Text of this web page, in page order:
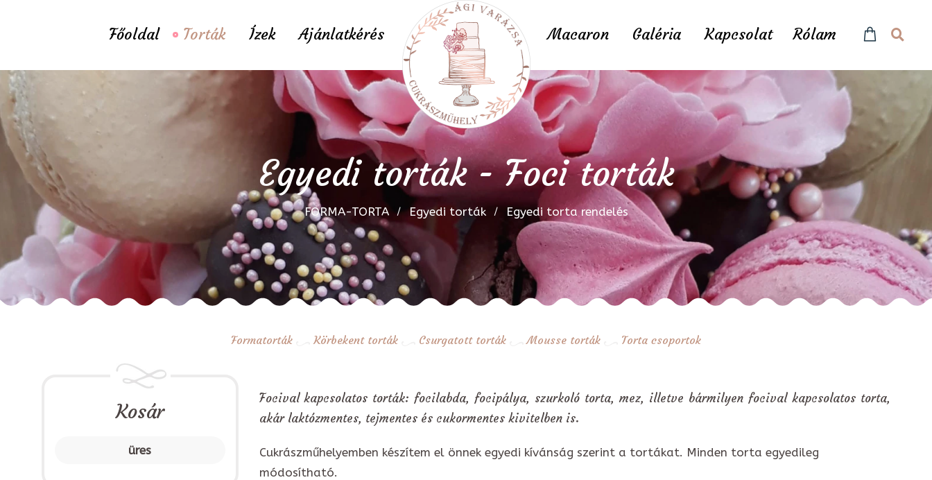
Főoldal Torták Ízek Ajánlatkérés Macaron Galéria Kapcsolat Rólam
Egyedi torták - Foci torták
FORMA-TORTA Egyedi torták Egyedi torta rendelés
Formatorták Körbekent torták Csurgatott torták Mousse torták Torta csoportok
Kosár
üres
Focival kapcsolatos torták: focilabda, focipálya, szurkoló torta, mez, illetve bármilyen focival kapcsolatos torta,
akár laktózmentes, tejmentes és cukormentes kivitelben is.
Cukrászműhelyemben készítem el önnek egyedi kívánság szerint a tortákat. Minden torta egyedileg
módosítható.